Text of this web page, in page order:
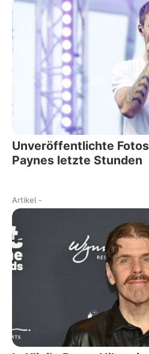
Unveröffentlichte
Paynes letzte Stunden
Artikel -